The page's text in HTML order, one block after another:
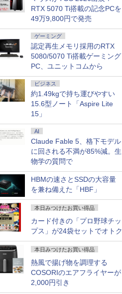
RTX 5070 Ti搭載の記念PCを
49万9,800円で発売
ゲーミング
認定再生メモリ採用のRTX
5080/5070 Ti搭載ゲーミング
PC、ユニットコムから
ビジネス
約1.49kgで持ち運びやすい
15.6型ノート「Aspire Lite
15」
AI
Claude Fable 5、格下モデル
に回される不満が85%減。生
物学の質問で
HBMの速さとSSDの大容量
を兼ね備えた「HBF」
本日みつけたお買い得品
カード付きの「プロ野球チッ
プス」が24袋セットでオトク
本日みつけたお買い得品
熱風で揚げ物を調理する
COSORIのエアフライヤーが
2,000円引き